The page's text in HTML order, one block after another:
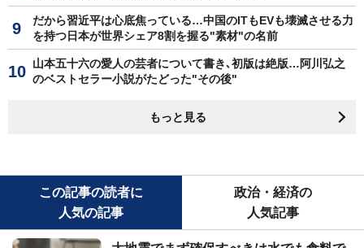
だから習近平は心底焦っている…中国のITもEVも壊滅させる力
を持つ日本が世界シェア8割を握る"素材"の名前
山本五十六の愛人の芸者について書き､初版は絶版…阿川弘之
のベストセラー小説がたどった"その後"
もっと見る
この記事の読者に
人気の記事
政治・経済の
人気記事